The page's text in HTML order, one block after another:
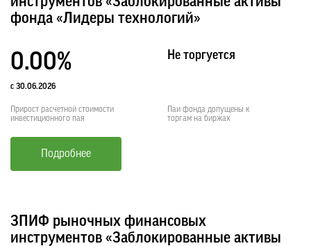
фонда «Лидеры технологий»
0.00%
с 30.06.2026
Не торгуется
Прирост расчетной стоимости
инвестиционного пая
Паи фонда допущены к
торгам на биржах
Подробнее
ЗПИФ рыночных финансовых
инструментов «Заблокированные активы